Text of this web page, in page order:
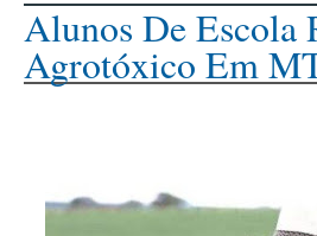
Alunos De Escola
Agrotóxico Em